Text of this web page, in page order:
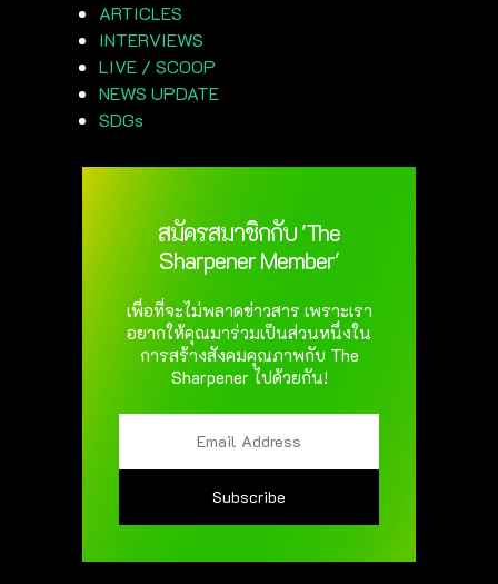
ARTICLES
INTERVIEWS
LIVE / SCOOP
NEWS UPDATE
SDGs
สมัครสมาชิกกับ 'The
Sharpener Member'
เพื่อที่จะไม่พลาดข่าวสาร เพราะเรา
อยากให้คุณมาร่วมเป็นส่วนหนึ่งใน
การสร้างสังคมคุณภาพกับ The
Sharpener ไปด้วยกัน!